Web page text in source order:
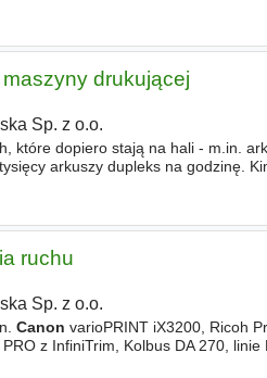
drukującej
Sp. z o.o.
które dopiero stają na hali - m.in.
arkuszy dupleks na godzinę.
ruchu
Sp. z o.o.
Canon varioPRINT iX3200, Ricoh
z InfiniTrim, Kolbus DA 270,